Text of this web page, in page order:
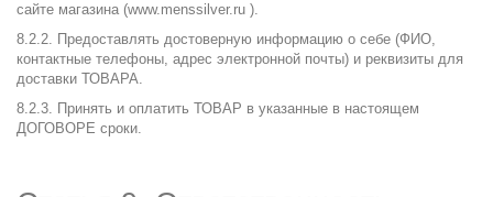
сайте магазина (www.menssilver.ru ).
8.2.2. Предоставлять достоверную информацию о себе (ФИО,
контактные телефоны, адрес электронной почты) и реквизиты для
доставки ТОВАРА.
8.2.3. Принять и оплатить ТОВАР в указанные в настоящем
ДОГОВОРЕ сроки.